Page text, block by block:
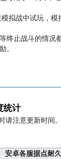
拟战中试玩，模
终止战斗的情况
。
统计
请注意更新时间
安卓各服据点耐